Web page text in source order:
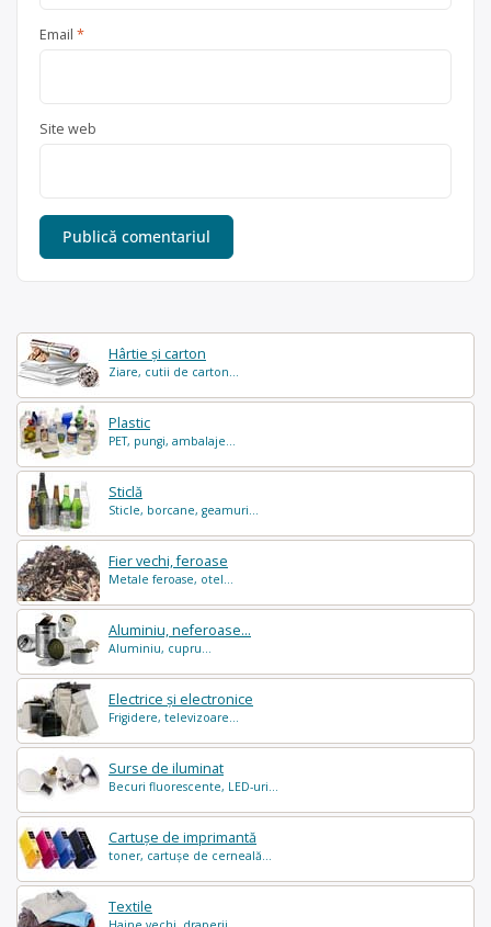
Hârtie și carton
Ziare, cutii de carton...
Plastic
PET, pungi, ambalaje...
Sticlă
Sticle, borcane, geamuri...
Fier vechi, feroase
Metale feroase, otel...
Aluminiu, neferoase...
Aluminiu, cupru...
Electrice și electronice
Frigidere, televizoare...
Surse de iluminat
Becuri fluorescente, LED-uri...
Cartușe de imprimantă
toner, cartușe de cerneală...
Textile
Email *
Site web